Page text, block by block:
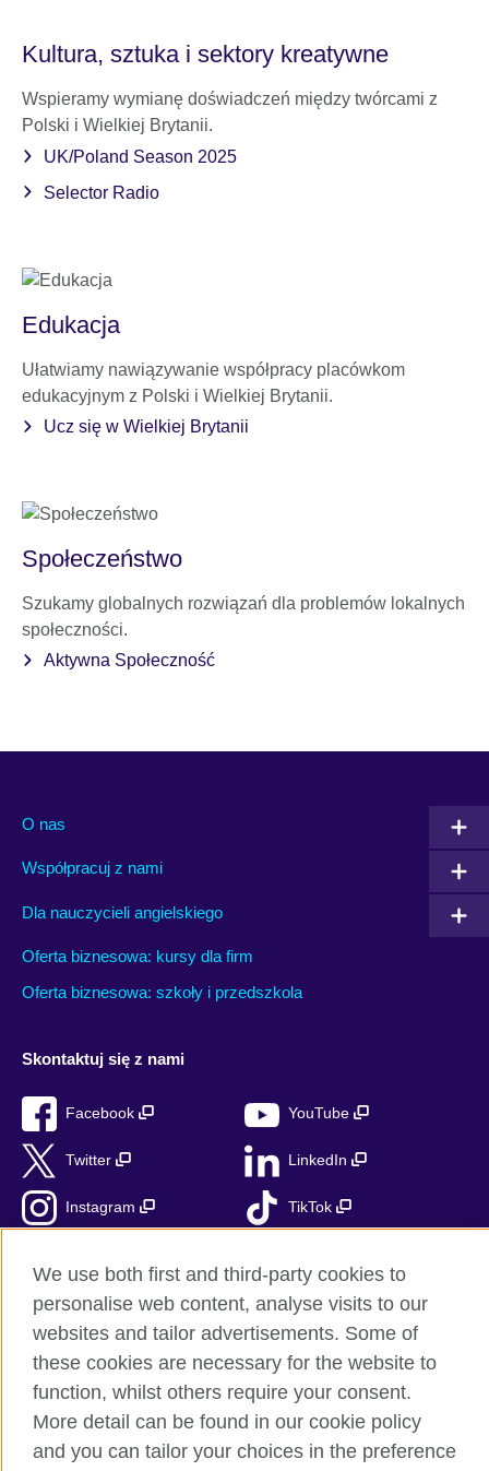
Kultura, sztuka i sektory kreatywne
Wspieramy wymianę doświadczeń między twórcami z
Polski i Wielkiej Brytanii.
UK/Poland Season 2025
Selector Radio
Edukacja
Ułatwiamy nawiązywanie współpracy placówkom
edukacyjnym z Polski i Wielkiej Brytanii.
Ucz się w Wielkiej Brytanii
Społeczeństwo
Szukamy globalnych rozwiązań dla problemów lokalnych
społeczności.
Aktywna Społeczność
O nas
Współpracuj z nami
Dla nauczycieli angielskiego
Oferta biznesowa: kursy dla firm
Oferta biznesowa: szkoły i przedszkola
Skontaktuj się z nami
Facebook YouTube
Twitter LinkedIn
Instagram TikTok
British Council globalnie
Prywatność i warunki użytkowania
Ciasteczka
Mapa strony
We use both first and third-party cookies to
personalise web content, analyse visits to our
websites and tailor advertisements. Some of
these cookies are necessary for the website to
function, whilst others require your consent.
More detail can be found in our cookie policy
and you can tailor your choices in the preference